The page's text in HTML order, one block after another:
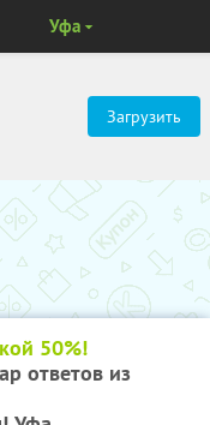
Загрузить
Уфа
50%!
ответов из